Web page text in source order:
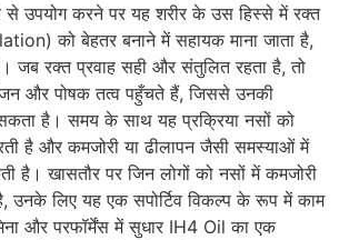
से उपयोग करने पर यह शरीर के उस हिस्से में रक्त
को बेहतर बनाने में सहायक माना जाता है,
जब रक्त प्रवाह सही और संतुलित रहता है, तो
और पोषक तत्व पहुँचते हैं, जिससे उनकी
सकता है। समय के साथ यह प्रक्रिया नसों को
है और कमजोरी या ढीलापन जैसी समस्याओं में
है। खासतौर पर जिन लोगों को नसों में कमजोरी
उनके लिए यह एक सपोर्टिव विकल्प के रूप में काम
और परफॉर्मेंस में सुधार IH4 Oil का एक